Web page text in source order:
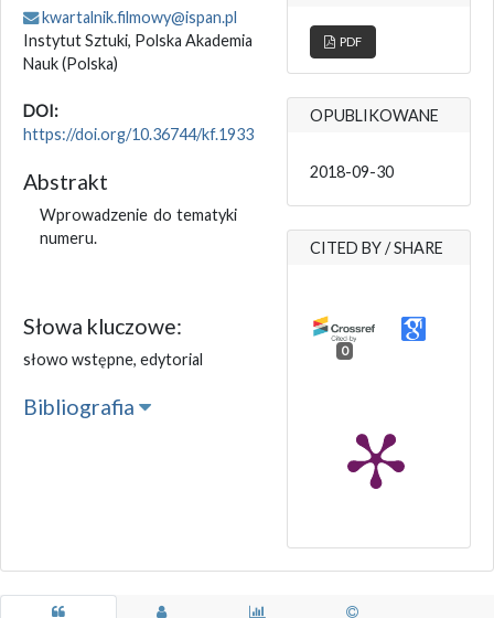
kwartalnik.filmowy@ispan.pl
Instytut Sztuki, Polska Akademia
Nauk(Polska)
DOI:
https://doi.org/10.36744/kf.1933
Abstrakt
Wprowadzenie do tematyki
numeru.
Słowa kluczowe:
słowo wstępne, edytorial
Bibliografia
PDF
OPUBLIKOWANE
2018-09-30
CITED BY / SHARE
0